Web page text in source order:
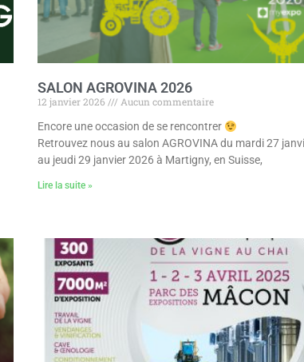
SALON AGROVINA 2026
12 janvier 2026
Aucun commentaire
Encore une occasion de se rencontrer
Retrouvez nous au salon AGROVINA du mardi 27
au jeudi 29 janvier 2026 à Martigny, en Suisse,
Lire la suite »